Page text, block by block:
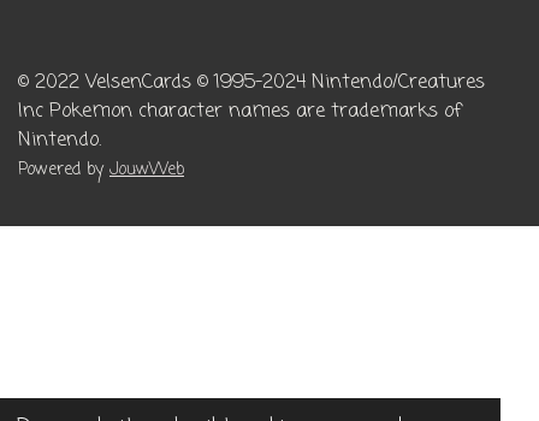
© 2022 VelsenCards © 1995-2024 Nintendo/Creatures
Inc Pokemon character names are trademarks of
Nintendo.
Powered byJouwWeb